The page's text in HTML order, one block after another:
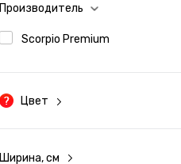
Производитель
Scorpio Premium
Цвет
Ширина, см